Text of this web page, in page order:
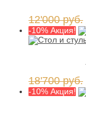
12'000руб.
-10% Акция!
18'700руб.
-10% Акция!